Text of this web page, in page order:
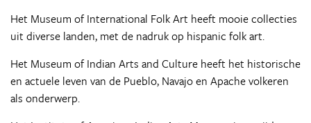
Het Museum of International Folk Art heeft mooie collecties
uit diverse landen, met de nadruk op hispanic folk art.
Het Museum of Indian Arts and Culture heeft het historische
en actuele leven van de Pueblo, Navajo en Apache volkeren
als onderwerp.